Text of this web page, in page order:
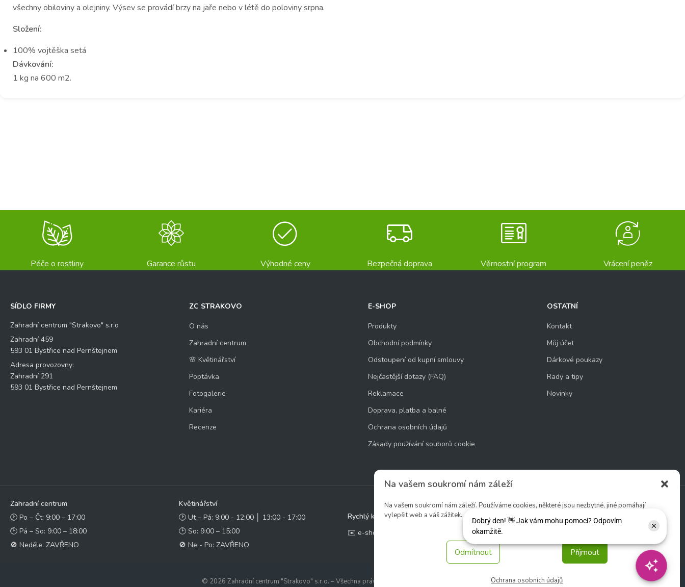
Na vašem soukromí nám záleží
Na vašem soukromí nám záleží. Používáme cookies, některé jsou nezbytné, jiné pomáhají
vylepšit web a váš zážitek.
Příjmout
Odmítnout
Ochrana osobních údajů
všechny obiloviny a olejniny. Výsev se provádí brzy na jaře nebo v létě do poloviny srpna.
Složení:
100% vojtěška setá
Dávkování:
1 kg na 600 m2.
Péče o rostliny Garance růstu Výhodné ceny Bezpečná doprava Věrnostní program Vrácení peněz
SÍDLO FIRMY
Zahradní centrum "Strakovo" s.r.o
Zahradní 459
593 01 Bystřice nad Pernštejnem
Adresa provozovny:
Zahradní 291
593 01 Bystřice nad Pernštejnem
ZC STRAKOVO
O nás
Zahradní centrum
🌸 Květinářství
Poptávka
Fotogalerie
Kariéra
Recenze
E-SHOP
Produkty
Obchodní podmínky
Odstoupení od kupní smlouvy
Nejčastější dotazy (FAQ)
Reklamace
Doprava, platba a balné
Ochrana osobních údajů
Zásady používání souborů cookie
OSTATNÍ
Kontakt
Můj účet
Dárkové poukazy
Rady a tipy
Novinky
Zahradní centrum
🕑 Po – Čt: 9:00 – 17:00
🕑 Pá – So: 9:00 – 18:00
🚫 Neděle: ZAVŘENO
Květinářství
🕑 Ut – Pá: 9:00 - 12:00 │ 13:00 - 17:00
🕑 So: 9:00 – 15:00
🚫 Ne - Po: ZAVŘENO
Rychlý kontakt:
✉️ e-shop@zcstrakovo.cz
Sledujte nás:
© 2026 Zahradní centrum "Strakovo" s.r.o. – Všechna práva vyhrazena. | Vytvořilo